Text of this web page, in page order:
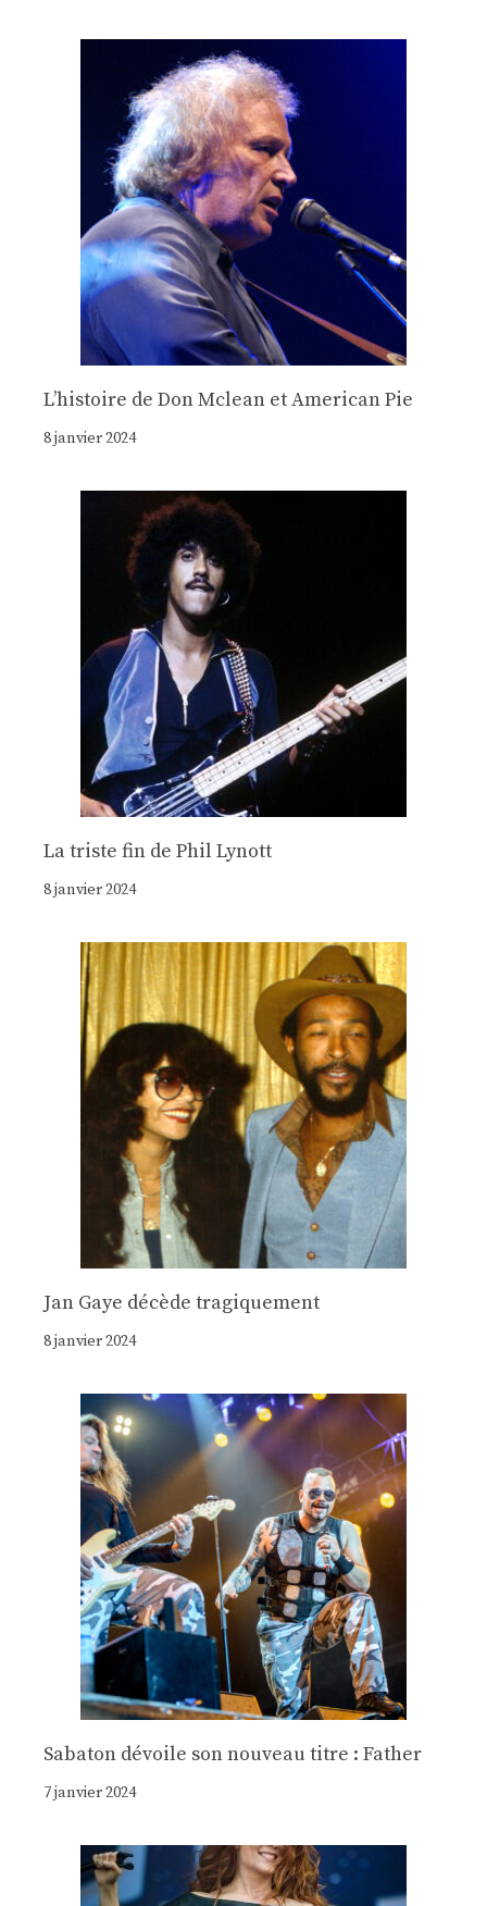
Lʼhistoire de Don Mclean et American Pie
8 janvier 2024
La triste fin de Phil Lynott
8 janvier 2024
Jan Gaye décède tragiquement
8 janvier 2024
Sabaton dévoile son nouveau titre : Father
7 janvier 2024